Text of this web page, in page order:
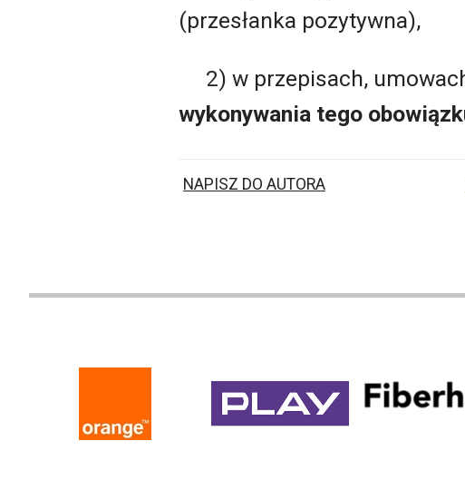
(przesłanka pozytywna),
2) w przepisach,
wykonywania tego
NAPISZ DO AUTORA